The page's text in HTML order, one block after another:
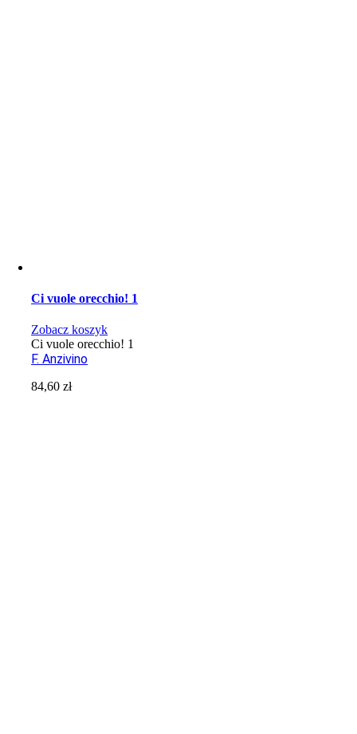
Ci vuole orecchio! 1
Zobacz koszyk
Ci vuole orecchio! 1
F. Anzivino
84,60zł